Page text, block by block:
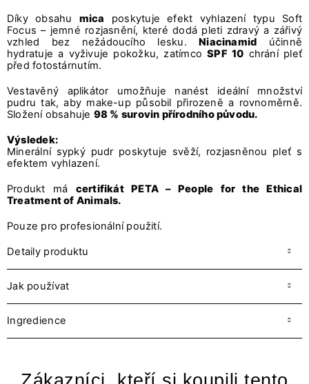
Díky obsahu mica poskytuje efekt vyhlazení typu Soft
Focus – jemné rozjasnění, které dodá pleti zdravý a zářivý
vzhled bez nežádoucího lesku.Niacinamid účinně
hydratuje a vyživuje pokožku, zatímcoSPF 10 chrání pleť
před fotostárnutím.
Vestavěný aplikátor umožňuje nanést ideální množství
pudru tak, aby make-up působil přirozeně a rovnoměrně.
Složení obsahuje 98 % surovin přírodního původu.
Výsledek:
Minerální sypký pudr poskytuje svěží, rozjasněnou pleť s
efektem vyhlazení.
Produkt má certifikát PETA – People for the Ethical
Treatment of Animals.
Pouze pro profesionální použití.
Detaily produktu
Jak používat
Ingredience